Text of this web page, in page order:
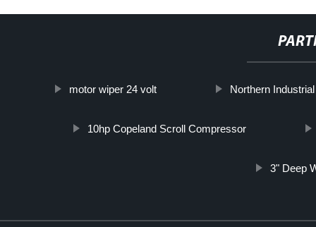
motor wiper 24 volt Northern
10hp Copeland Scroll Compressor
3" Deep